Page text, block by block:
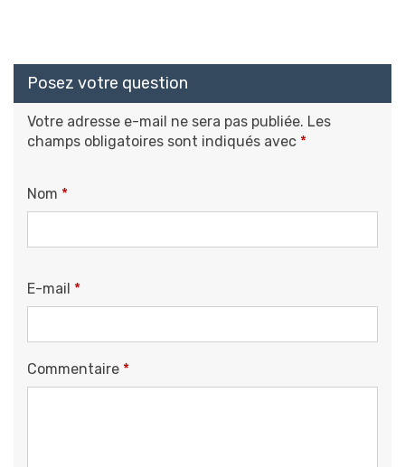
Posez votre question
Votre adresse e-mail ne sera pas publiée. Les
champs obligatoires sont indiqués avec *
Nom *
E-mail *
Commentaire *